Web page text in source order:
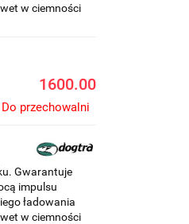
w ciemności
1600.00
Do przechowalni
Gwarantuje
impulsu
ładowania
w ciemności